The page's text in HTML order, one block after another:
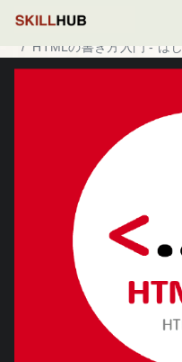
ホーム
講座一覧
HTMLの書き方入門 - は